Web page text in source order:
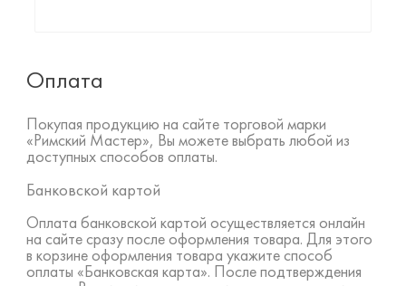
Оплата
Покупая продукцию на сайте торговой марки
«Римский Мастер», Вы можете выбрать любой из
доступных способов оплаты.
Банковской картой
Оплата банковской картой осуществляется онлайн
на сайте сразу после оформления товара. Для этого
в корзине оформления товара укажите способ
оплаты «Банковская карта». После подтверждения